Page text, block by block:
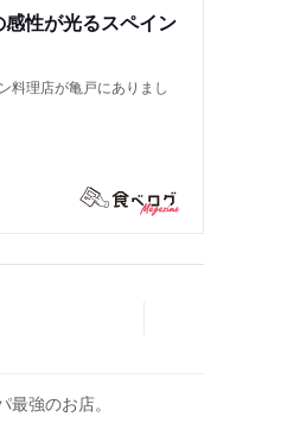
感性が光るスペイン
料理店が亀戸にありまし
強のお店。